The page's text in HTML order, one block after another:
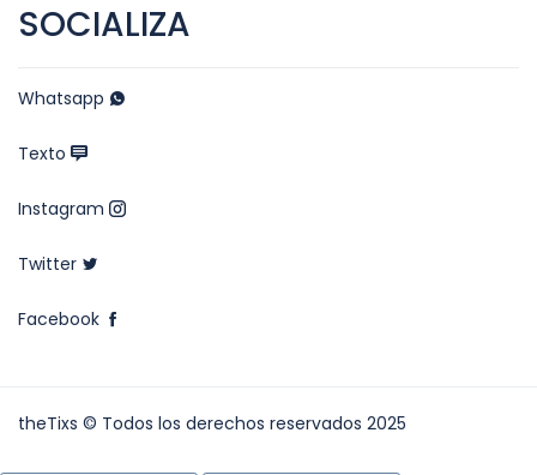
SOCIALIZA
Whatsapp
Texto
Instagram
Twitter
Facebook
theTixs © Todos los derechos reservados 2025